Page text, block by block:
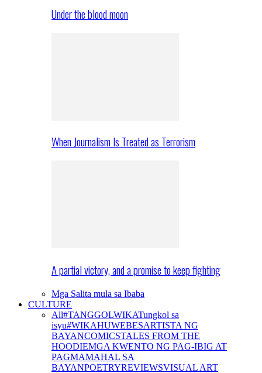
Under the blood moon
When Journalism Is Treated as Terrorism
A partial victory, and a promise to keep fighting
Mga Salita mula sa Ibaba
CULTURE
All#TANGGOLWIKATungkol sa
isyu#WIKAHUWEBESARTISTA NG
BAYANCOMICSTALES FROM THE
HOODIEMGA KWENTO NG PAG-IBIG AT
PAGMAMAHAL SA
BAYANPOETRYREVIEWSVISUAL ART